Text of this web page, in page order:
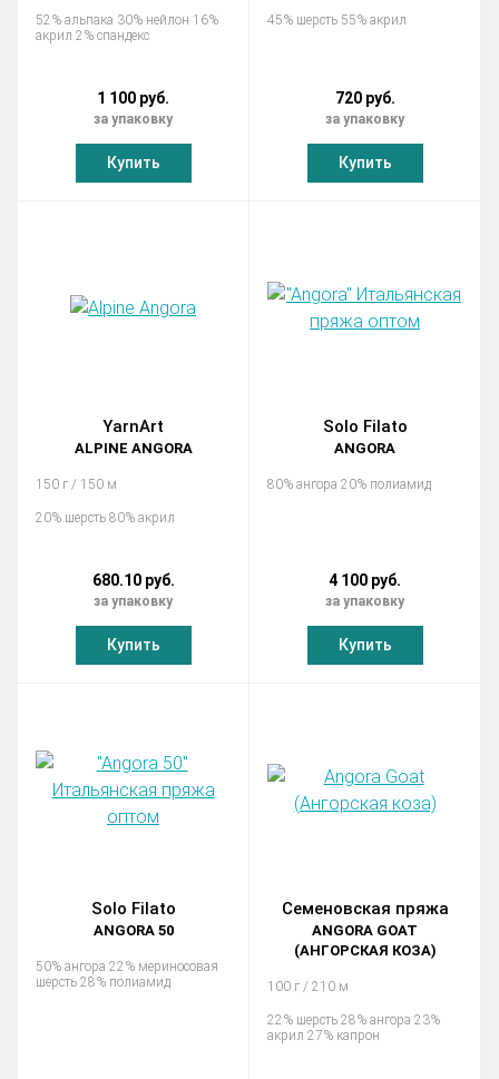
52% альпака 30% нейлон 16%
акрил 2% спандекс
1 100 руб.
за упаковку
Купить
45% шерсть 55% акрил
720 руб.
за упаковку
Купить
YarnArt
ALPINE ANGORA
150 г / 150 м
20% шерсть 80% акрил
680.10 руб.
за упаковку
Купить
Solo Filato
ANGORA
80% ангора 20% полиамид
4 100 руб.
за упаковку
Купить
Solo Filato
ANGORA 50
50% ангора 22% мериносовая
шерсть 28% полиамид
Семеновская пряжа
ANGORA GOAT
(АНГОРСКАЯ КОЗА)
100 г / 210 м
22% шерсть 28% ангора 23%
акрил 27% капрон